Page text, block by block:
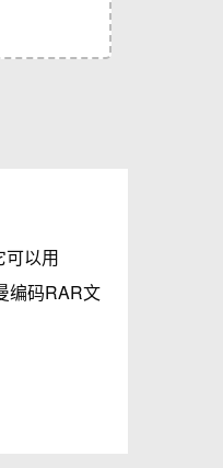
可以用
编码RAR文